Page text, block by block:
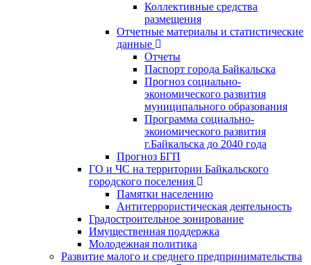
Коллективные средства
размещения
Отчетные материалы и статистические
данные
Отчеты
Паспорт города Байкальска
Прогноз социально-
экономического развития
муниципального образования
Программа социально-
экономического развития
г.Байкальска до 2040 года
Прогноз БГП
ГО и ЧС на территории Байкальского
городского поселения
Памятки населению
Антитеррористическая деятельность
Градостроительное зонирование
Имущественная поддержка
Молодежная политика
Развитие малого и среднего предпринимательства